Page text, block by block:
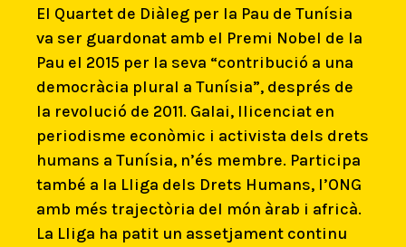
El Quartet de Diàleg per la Pau de Tunísia
va ser guardonat amb el Premi Nobel de la
Pau el 2015 per la seva “contribució a una
democràcia plural a Tunísia”, després de
la revolució de 2011. Galai, llicenciat en
periodisme econòmic i activista dels drets
humans a Tunísia, n’és membre. Participa
també a la Lliga dels Drets Humans, l’ONG
amb més trajectòria del món àrab i africà.
La Lliga ha patit un assetjament continu